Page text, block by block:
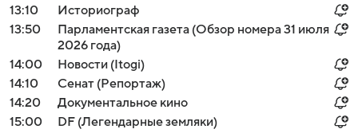
13:10
Историограф
13:50
Парламентская газета (Обзор номера 31 июля
2026 года)
14:00
Новости (Itogi)
14:10
Сенат (Репортаж)
14:20
Документальное кино
15:00
DF (Легендарные земляки)